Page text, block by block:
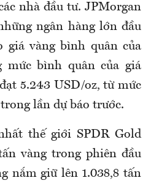
nhà đầu tư. JPMorgan
ngân hàng lớn đầu
giá vàng bình quân của
mức bình quân của giá
5.243 USD/oz, từ mức
lần dự báo trước.
thế giới SPDR Gold
vàng trong phiên đầu
nắm giữ lên 1.038,8 tấn